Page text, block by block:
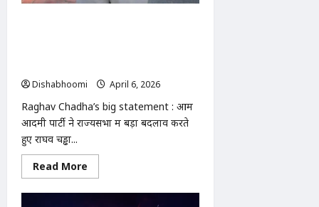
Dishabhoomi
April 6, 2026
Raghav Chadha’s big statement : आम
आदमी पार्टी ने राज्यसभा में बड़ा बदलाव करते
हुए राघव चड्ढा...
Read More
more
राघव